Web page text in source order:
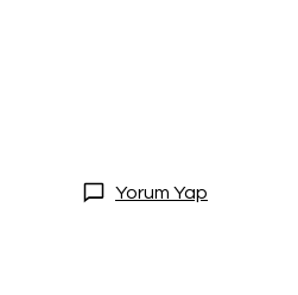
Yorum Yap